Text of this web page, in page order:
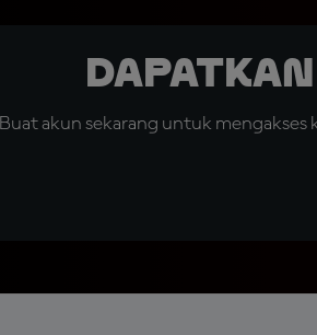
Buat akun sekarang untuk mengakses